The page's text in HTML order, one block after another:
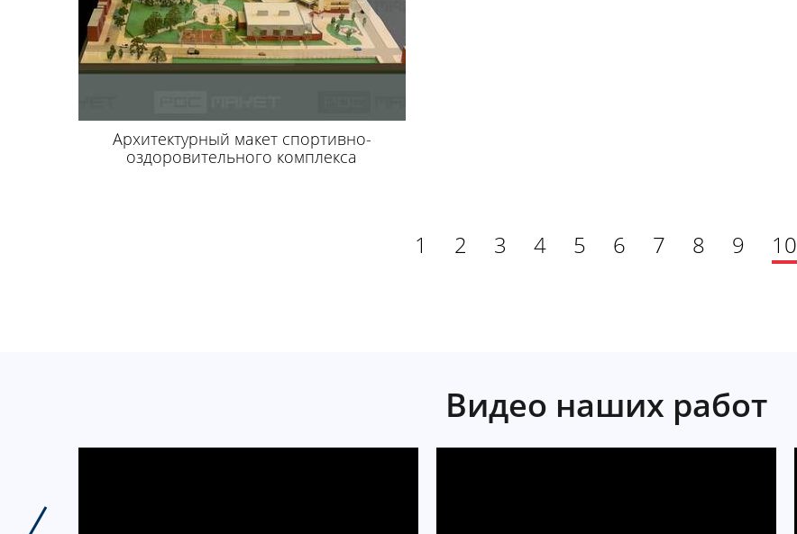
Архитектурный макет спортивно-
оздоровительного комплекса
1 2 3 4 5 6 7 8 9 10
Видео наших работ